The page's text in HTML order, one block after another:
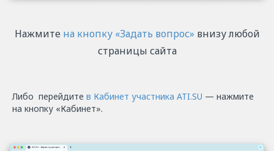
Нажмите на кнопку «Задать вопрос» внизу любой
страницы сайта
Либо перейдите в Кабинет участника ATI.SU — нажмите
на кнопку «Кабинет».